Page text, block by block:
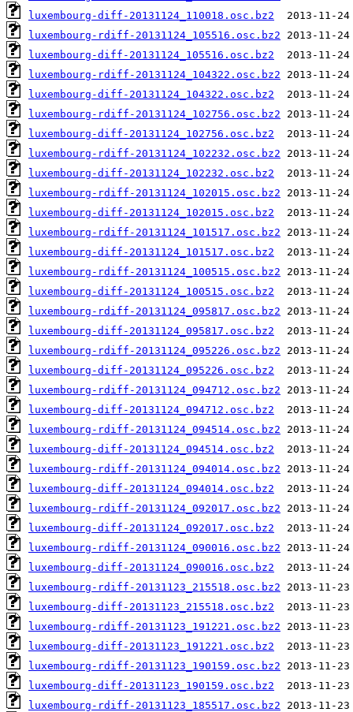
luxembourg-diff-20131124_110018.osc.bz2
luxembourg-rdiff-20131124_105516.osc.bz2
luxembourg-diff-20131124_105516.osc.bz2
luxembourg-rdiff-20131124_104322.osc.bz2
luxembourg-diff-20131124_104322.osc.bz2
luxembourg-rdiff-20131124_102756.osc.bz2
luxembourg-diff-20131124_102756.osc.bz2
luxembourg-rdiff-20131124_102232.osc.bz2
luxembourg-diff-20131124_102232.osc.bz2
luxembourg-rdiff-20131124_102015.osc.bz2
luxembourg-diff-20131124_102015.osc.bz2
luxembourg-rdiff-20131124_101517.osc.bz2
luxembourg-diff-20131124_101517.osc.bz2
luxembourg-rdiff-20131124_100515.osc.bz2
luxembourg-diff-20131124_100515.osc.bz2
luxembourg-rdiff-20131124_095817.osc.bz2
luxembourg-diff-20131124_095817.osc.bz2
luxembourg-rdiff-20131124_095226.osc.bz2
luxembourg-diff-20131124_095226.osc.bz2
luxembourg-rdiff-20131124_094712.osc.bz2
luxembourg-diff-20131124_094712.osc.bz2
luxembourg-rdiff-20131124_094514.osc.bz2
luxembourg-diff-20131124_094514.osc.bz2
luxembourg-rdiff-20131124_094014.osc.bz2
luxembourg-diff-20131124_094014.osc.bz2
luxembourg-rdiff-20131124_092017.osc.bz2
luxembourg-diff-20131124_092017.osc.bz2
luxembourg-rdiff-20131124_090016.osc.bz2
luxembourg-diff-20131124_090016.osc.bz2
luxembourg-rdiff-20131123_215518.osc.bz2
luxembourg-diff-20131123_215518.osc.bz2
luxembourg-rdiff-20131123_191221.osc.bz2
luxembourg-diff-20131123_191221.osc.bz2
luxembourg-rdiff-20131123_190159.osc.bz2
luxembourg-diff-20131123_190159.osc.bz2
luxembourg-rdiff-20131123_185517.osc.bz2